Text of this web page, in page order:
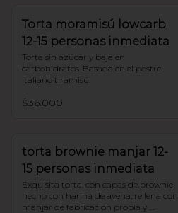
Torta moramisú lowcarb
12-15 personas inmediata
Torta sin azúcar y baja en
carbohidratos. Basada en el postre
italiano tiramisú.
$36.000
torta brownie manjar 12-
15 personas inmediata
Exquisita torta, con capas de brownie
hecho con harina de avena, rellena con
manjar de fabricación propia y